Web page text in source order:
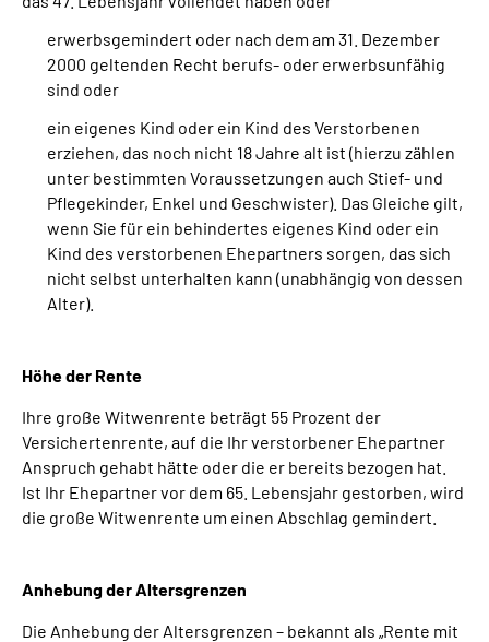
erwerbsgemindert oder nach dem am 31. Dezember
2000 geltenden Recht berufs- oder erwerbsunfähig
sind oder
ein eigenes Kind oder ein Kind des Verstorbenen
erziehen, das noch nicht 18 Jahre alt ist (hierzu zählen
unter bestimmten Voraussetzungen auch Stief- und
Pflegekinder, Enkel und Geschwister). Das Gleiche gilt,
wenn Sie für ein behindertes eigenes Kind oder ein
Kind des verstorbenen Ehepartners sorgen, das sich
nicht selbst unterhalten kann (unabhängig von dessen
Alter).
Höhe der Rente
Ihre große Witwenrente beträgt 55 Prozent der
Versichertenrente, auf die Ihr verstorbener Ehepartner
Anspruch gehabt hätte oder die er bereits bezogen hat.
Ist Ihr Ehepartner vor dem 65. Lebensjahr gestorben, wird
die große Witwenrente um einen Abschlag gemindert.
Anhebung der Altersgrenzen
Die Anhebung der Altersgrenzen – bekannt als „Rente mit